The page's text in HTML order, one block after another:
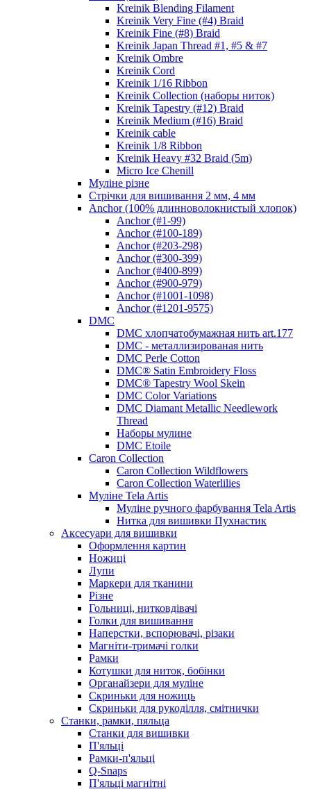
Kreinik Blending Filament
Kreinik Very Fine (#4) Braid
Kreinik Fine (#8) Braid
Kreinik Japan Thread #1, #5 & #7
Kreinik Ombre
Kreinik Cord
Kreinik 1/16 Ribbon
Kreinik Collection (наборы ниток)
Kreinik Tapestry (#12) Braid
Kreinik Medium (#16) Braid
Kreinik cable
Kreinik 1/8 Ribbon
Kreinik Heavy #32 Braid (5m)
Micro Ice Chenill
Муліне різне
Стрічки для вишивання 2 мм, 4 мм
Anchor (100% длинноволокнистый хлопок)
Anchor (#1-99)
Anchor (#100-189)
Anchor (#203-298)
Anchor (#300-399)
Anchor (#400-899)
Anchor (#900-979)
Anchor (#1001-1098)
Anchor (#1201-9575)
DMC
DMC хлопчатобумажная нить art.177
DMC - металлизированая нить
DMC Perle Cotton
DMC® Satin Embroidery Floss
DMC® Tapestry Wool Skein
DMC Color Variations
DMC Diamant Metallic Needlework
Thread
Наборы мулине
DMC Etoile
Caron Collection
Caron Collection Wildflowers
Caron Collection Waterlilies
Муліне Tela Artis
Муліне ручного фарбування Tela Artis
Нитка для вишивки Пухнастик
Аксесуари для вишивки
Оформлення картин
Ножиці
Лупи
Маркери для тканини
Різне
Гольниці, нитковдівачі
Голки для вишивання
Наперстки, вспорювачі, різаки
Магніти-тримачі голки
Рамки
Котушки для ниток, бобінки
Органайзери для муліне
Скриньки для ножиць
Скриньки для рукоділля, смітнички
Станки, рамки, пяльца
Станки для вишивки
П'яльці
Рамки-п'яльці
Q-Snaps
П'яльці магнітні